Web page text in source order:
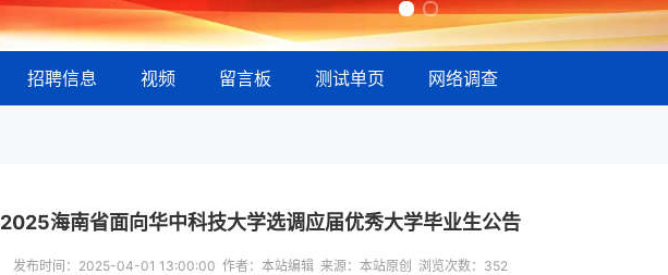
招聘信息 视频 留言板 测试单页 网络调查
2025海南省面向华中科技大学选调应届优秀大学毕业生公告
发布时间：2025-04-01 13:00:00 作者：本站编辑 来源：本站原创 浏览次数： 352